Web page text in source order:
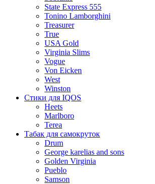
State Express 555
Tonino Lamborghini
Treasurer
True
USA Gold
Virginia Slims
Vogue
Von Eicken
West
Winston
Стики для IQOS
Heets
Marlboro
Terea
Табак для самокруток
Drum
George karelias and sons
Golden Virginia
Pueblo
Samson